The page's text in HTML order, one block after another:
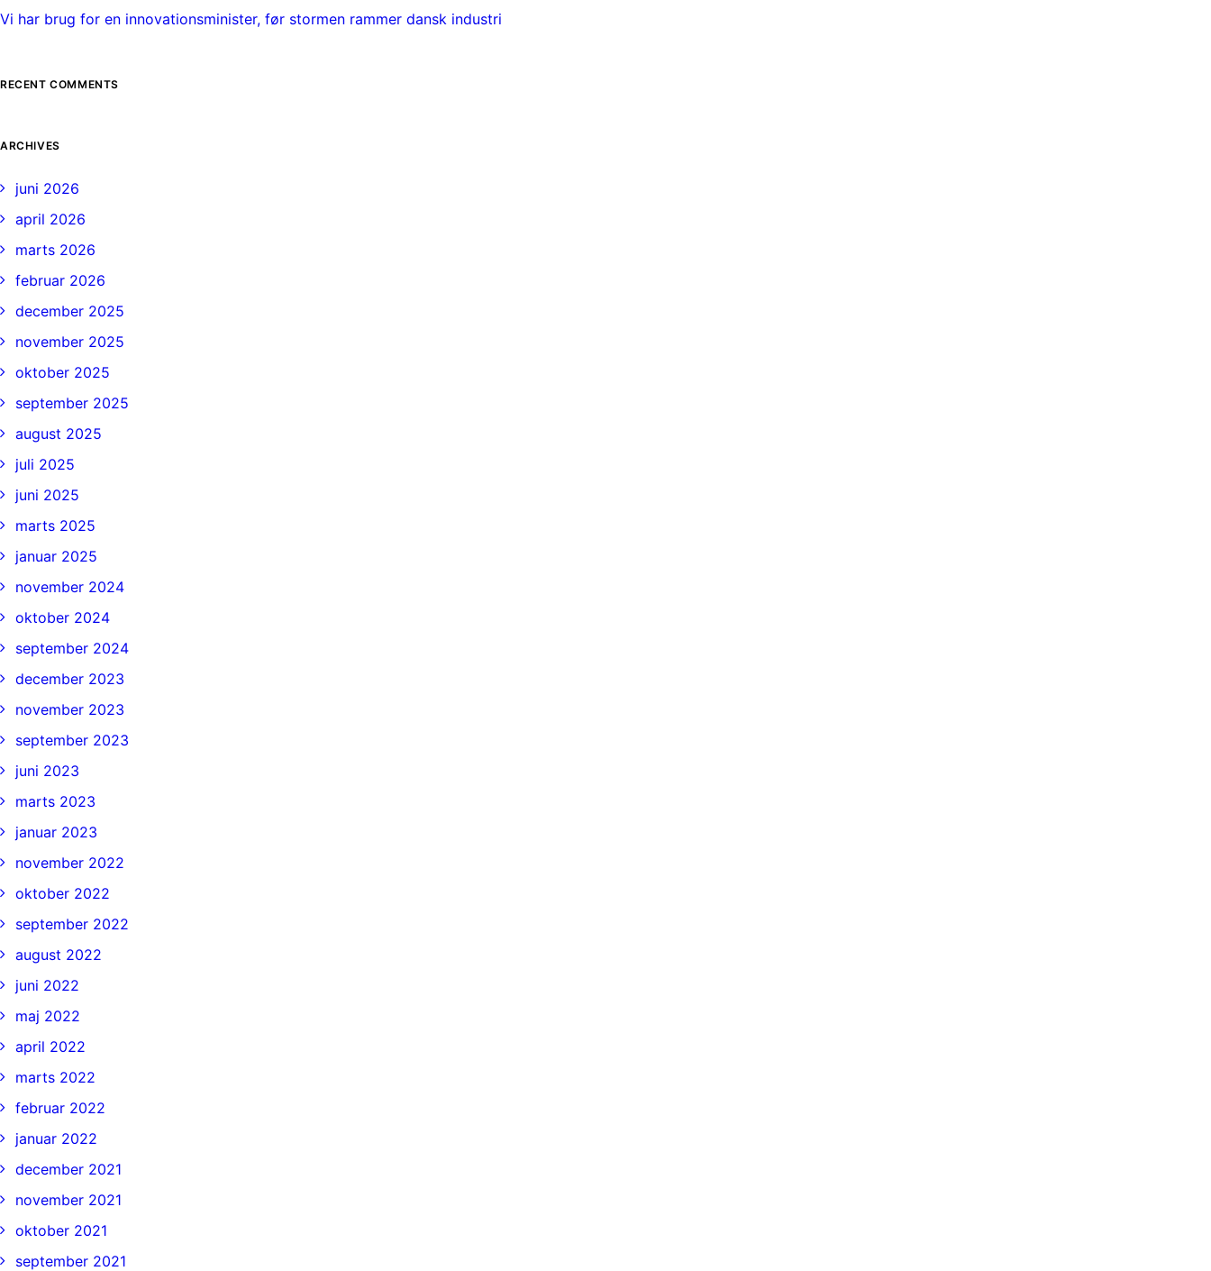
Vi har brug for en innovationsminister, før stormen rammer dansk industri
RECENT COMMENTS
ARCHIVES
juni 2026
april 2026
marts 2026
februar 2026
december 2025
november 2025
oktober 2025
september 2025
august 2025
juli 2025
juni 2025
marts 2025
januar 2025
november 2024
oktober 2024
september 2024
december 2023
november 2023
september 2023
juni 2023
marts 2023
januar 2023
november 2022
oktober 2022
september 2022
august 2022
juni 2022
maj 2022
april 2022
marts 2022
februar 2022
januar 2022
december 2021
november 2021
oktober 2021
september 2021